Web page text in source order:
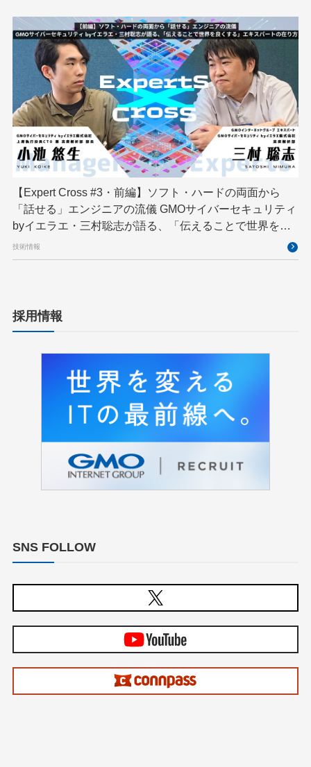
【Expert Cross #3・前編】ソフト・ハードの両面から
「話せる」エンジニアの流儀 GMOサイバーセキュリティ
byイエラエ・三村聡志が語る、「伝えることで世界を良
くする」エキスパートの在り方
技術情報
採用情報
SNS FOLLOW